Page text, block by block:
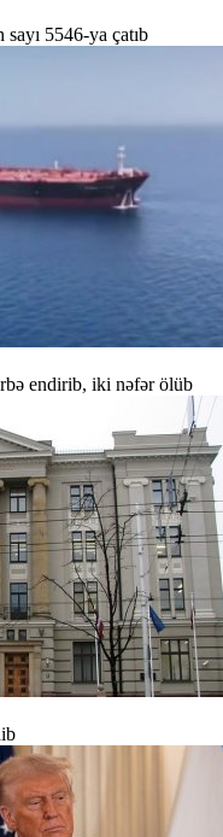
5546-ya çatıb
endirib, iki nəfər ölüb